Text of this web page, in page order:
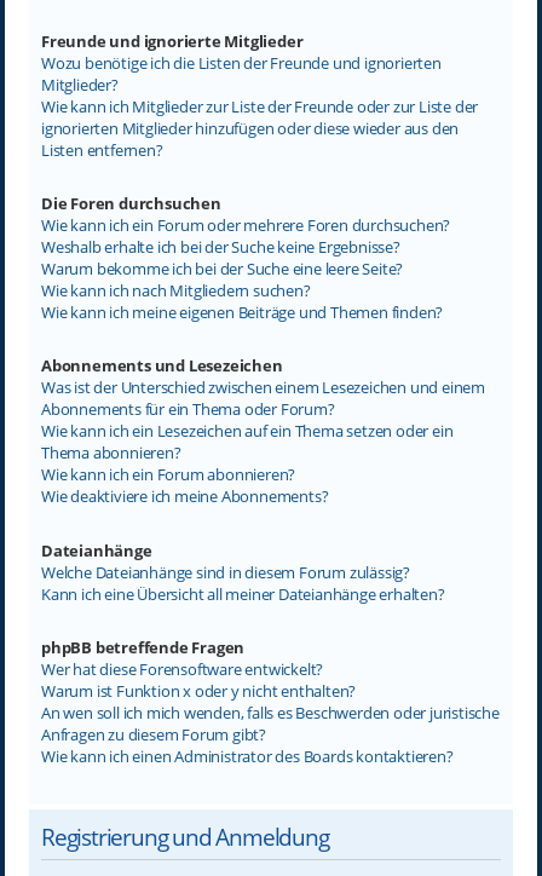
Freunde und ignorierte Mitglieder
Wozu benötige ich die Listen der Freunde und ignorierten
Mitglieder?
Wie kann ich Mitglieder zur Liste der Freunde oder zur Liste der
ignorierten Mitglieder hinzufügen oder diese wieder aus den
Listen entfernen?
Die Foren durchsuchen
Wie kann ich ein Forum oder mehrere Foren durchsuchen?
Weshalb erhalte ich bei der Suche keine Ergebnisse?
Warum bekomme ich bei der Suche eine leere Seite?
Wie kann ich nach Mitgliedern suchen?
Wie kann ich meine eigenen Beiträge und Themen finden?
Abonnements und Lesezeichen
Was ist der Unterschied zwischen einem Lesezeichen und einem
Abonnements für ein Thema oder Forum?
Wie kann ich ein Lesezeichen auf ein Thema setzen oder ein
Thema abonnieren?
Wie kann ich ein Forum abonnieren?
Wie deaktiviere ich meine Abonnements?
Dateianhänge
Welche Dateianhänge sind in diesem Forum zulässig?
Kann ich eine Übersicht all meiner Dateianhänge erhalten?
phpBB betreffende Fragen
Wer hat diese Forensoftware entwickelt?
Warum ist Funktion x oder y nicht enthalten?
An wen soll ich mich wenden, falls es Beschwerden oder juristische
Anfragen zu diesem Forum gibt?
Wie kann ich einen Administrator des Boards kontaktieren?
Registrierung und Anmeldung